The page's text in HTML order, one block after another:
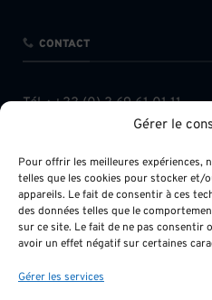
Gérer le
Pour offrir les meilleures expériences,
telles que les cookies pour stocker et/
appareils. Le fait de consentir à ces
des données telles que le
sur ce site. Le fait de ne pas consentir
avoir un effet négatif sur certaines
Gérer les services
CONTACT
Tél. :+33 (0) 3 69 61 01 11
Fax : +33 (0) 3 68 38 10 06